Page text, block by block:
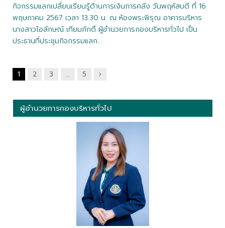
กิจกรรมแลกเปลี่ยนเรียนรู้ด้านการเงินการคลัง วันพฤหัสบดี ที่ 16
พฤษภาคม 2567 เวลา 13.30 น. ณ ห้องพระพิรุณ อาคารบริหาร
นางสาวโอลักษณ์ เทียมภักดิ์ ผู้อำนวยการกองบริหารทั่วไป เป็น
ประธานที่ประชุมกิจกรรมแลก…
1 2 3 … 5
ถัด
ผู้อำนวยการกองบริหารทั่วไป